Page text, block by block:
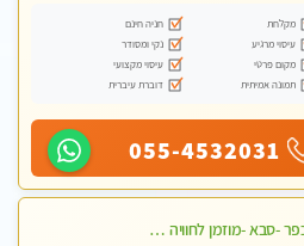
מקלחת
חניה חינם
עיסוי מרגיע
נקי ומסודר
מקום פרטי
עיסוי מקצועי
תמונה אמיתית
דוברת עיברית
055-4532031
בכפר -סבא -מוזמן לחוויה בלתי נשכחת!!!עיסוי מפנק ביותר מומלץ לחלוטין!!!